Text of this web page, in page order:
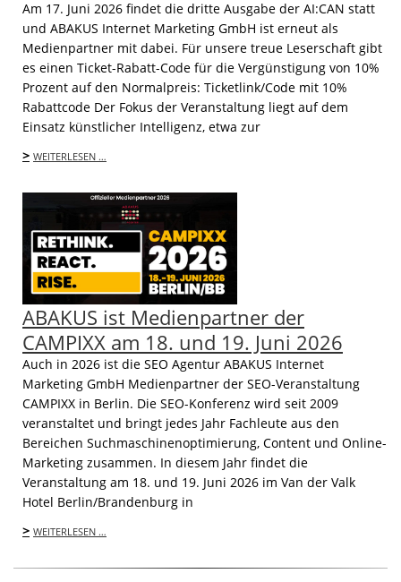
Am 17. Juni 2026 findet die dritte Ausgabe der AI:CAN statt
und ABAKUS Internet Marketing GmbH ist erneut als
Medienpartner mit dabei. Für unsere treue Leserschaft gibt
es einen Ticket-Rabatt-Code für die Vergünstigung von 10%
Prozent auf den Normalpreis: Ticketlink/Code mit 10%
Rabattcode Der Fokus der Veranstaltung liegt auf dem
Einsatz künstlicher Intelligenz, etwa zur
> WEITERLESEN …
ABAKUS ist Medienpartner der
CAMPIXX am 18. und 19. Juni 2026
Auch in 2026 ist die SEO Agentur ABAKUS Internet
Marketing GmbH Medienpartner der SEO-Veranstaltung
CAMPIXX in Berlin. Die SEO-Konferenz wird seit 2009
veranstaltet und bringt jedes Jahr Fachleute aus den
Bereichen Suchmaschinenoptimierung, Content und Online-
Marketing zusammen. In diesem Jahr findet die
Veranstaltung am 18. und 19. Juni 2026 im Van der Valk
Hotel Berlin/Brandenburg in
> WEITERLESEN …